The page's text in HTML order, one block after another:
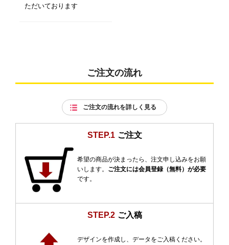
ただいております
ご注文の流れ
ご注文の流れを詳しく見る
STEP.1 ご注文
希望の商品が決まったら、注文申し込みをお願
いします。 ご注文には会員登録（無料）が必要
です。
STEP.2 ご入稿
デザインを作成し、データをご入稿ください。